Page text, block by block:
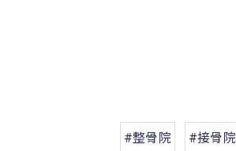
#整骨院 #接骨院